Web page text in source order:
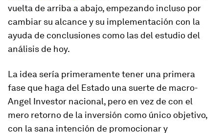
vuelta de arriba a abajo, empezando incluso por
cambiar su alcance y su implementación con la
ayuda de conclusiones como las del estudio del
análisis de hoy.
La idea sería primeramente tener una primera
fase que haga del Estado una suerte de macro-
Angel Investor nacional, pero en vez de con el
mero retorno de la inversión como único objetivo,
con la sana intención de promocionar y